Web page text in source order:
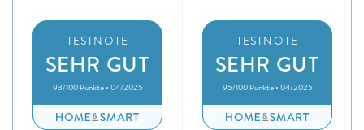
TESTNOTE
SEHR GUT
93/100 Punkte • 04/2025
TESTNOTE
SEHR GUT
95/100 Punkte • 04/2025